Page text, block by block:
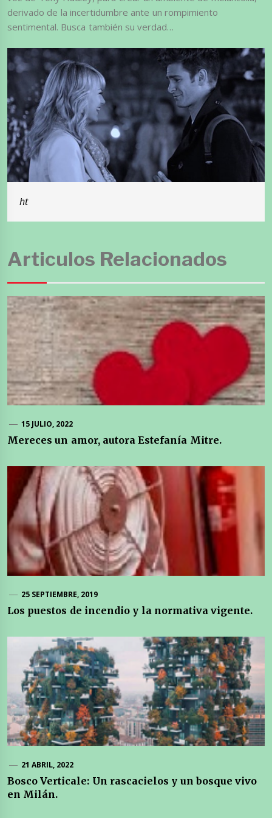
derivado de la incertidumbre ante un rompimiento
sentimental. Busca también su verdad…
ht
Articulos Relacionados
15 JULIO, 2022
Mereces un amor, autora Estefanía Mitre.
25 SEPTIEMBRE, 2019
Los puestos de incendio y la normativa vigente.
21 ABRIL, 2022
Bosco Verticale: Un rascacielos y un bosque vivo
en Milán.